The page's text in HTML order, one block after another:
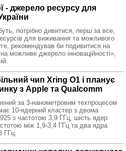
- джерело ресурсу для
потрібно дивитися, перш за все,
для виживання та можливого
рекомендував би подивитися на
можливе джерело інноваційності»,
чип Xring O1 і планує
з Apple та Qualcomm
за 3-нанометровим техпроцесом
10-ядерний кластер з двома
з частотою 3,9 ГГц, шість ядер
між 1,9-3,4 ГГц та два ядра
ГГц.